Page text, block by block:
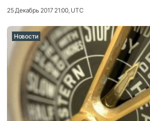
25 Декабрь 2017 21:00, UTC
Новости